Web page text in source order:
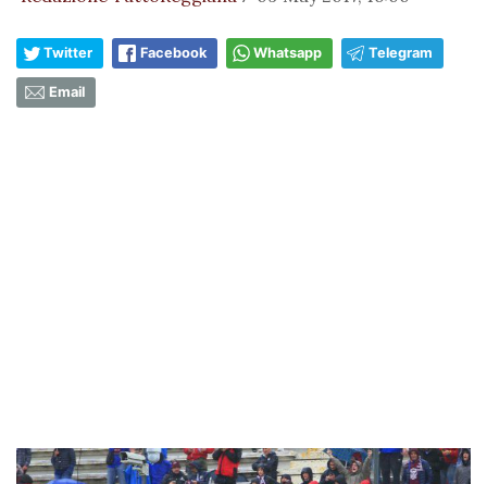
Twitter Facebook Whatsapp Telegram
Email